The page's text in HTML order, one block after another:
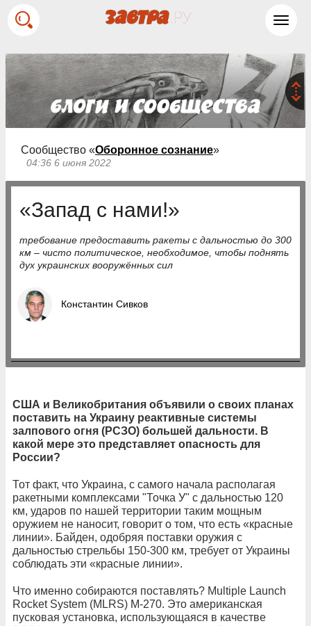
Сообщество «Оборонное сознание»
04:36 6 июня 2022
«Запад с нами!»
требование предоставить ракеты с дальностью до 300
км – чисто политическое, необходимое, чтобы поднять
дух украинских вооружённых сил
Константин Сивков
США и Великобритания объявили о своих планах
поставить на Украину реактивные системы
залпового огня (РСЗО) большей дальности. В
какой мере это представляет опасность для
России?
Тот факт, что Украина, с самого начала располагая
ракетными комплексами "Точка У" с дальностью 120
км, ударов по нашей территории таким мощным
оружием не наносит, говорит о том, что есть «красные
линии». Байден, одобряя поставки оружия с
дальностью стрельбы 150-300 км, требует от Украины
соблюдать эти «красные линии».
Что именно собираются поставлять? Multiple Launch
Rocket System (MLRS) М-270. Это американская
пусковая установка, использующаяся в качестве